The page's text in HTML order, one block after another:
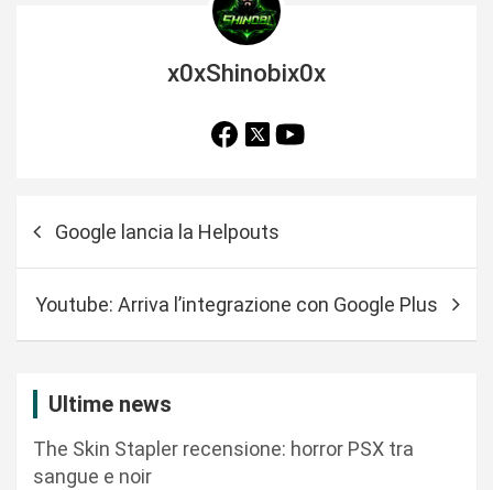
x0xShinobix0x
Google lancia la Helpouts
Youtube: Arriva l’integrazione con Google Plus
Ultime news
The Skin Stapler recensione: horror PSX tra
sangue e noir